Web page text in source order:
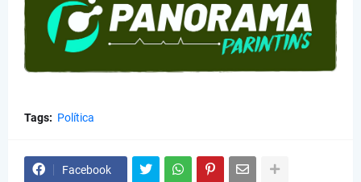
Tags: Política
Facebook